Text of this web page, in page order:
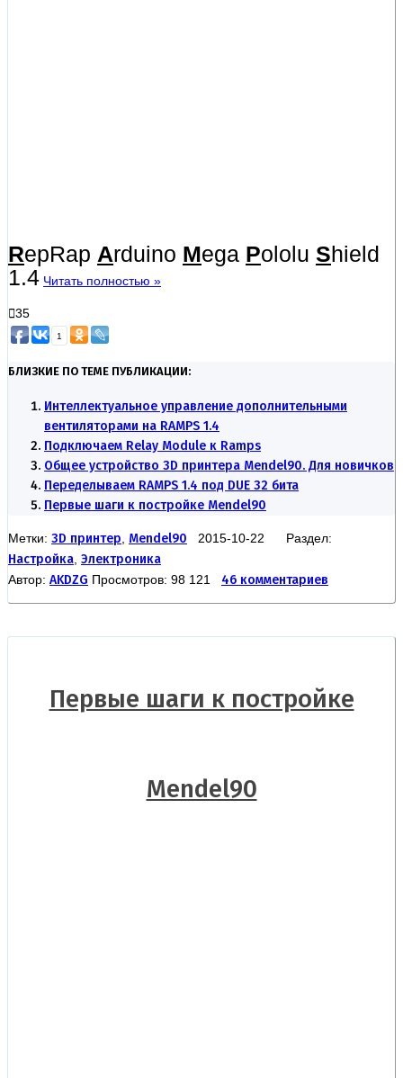
RepRap Arduino Mega Pololu Shield
1.4 Читать полностью »
35
1
БЛИЗКИЕ ПО ТЕМЕ ПУБЛИКАЦИИ:
Интеллектуальное управление дополнительными
вентиляторами на RAMPS 1.4
Подключаем Relay Module к Ramps
Общее устройство 3D принтера Mendel90. Для новичков
Переделываем RAMPS 1.4 под DUE 32 бита
Первые шаги к постройке Mendel90
Метки: 3D принтер, Mendel90 2015-10-22 Раздел:
Настройка, Электроника
Автор: AKDZG Просмотров: 98 121 46 комментариев
Первые шаги к постройке
Mendel90